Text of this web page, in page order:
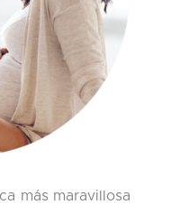
más maravillosa